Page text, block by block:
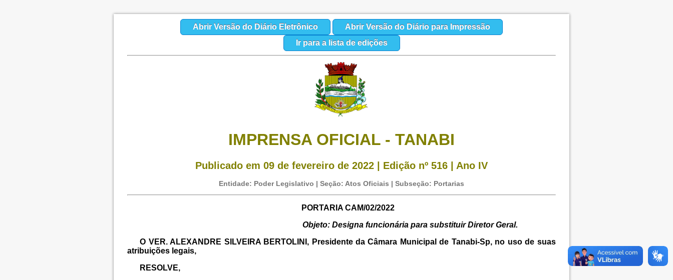
Abrir Versão do Diário Eletrônico
Abrir Versão do Diário para Impressão
Ir para a lista de edições
IMPRENSA OFICIAL - TANABI
Publicado em 09 de fevereiro de 2022 | Edição nº 516 | Ano IV
Entidade: Poder Legislativo | Seção: Atos Oficiais | Subseção: Portarias
PORTARIA CAM/02/2022
Objeto: Designa funcionária para substituir Diretor Geral.
O VER. ALEXANDRE SILVEIRA BERTOLINI, Presidente da Câmara Municipal de Tanabi-Sp, no uso de suas
atribuições legais,
RESOLVE,